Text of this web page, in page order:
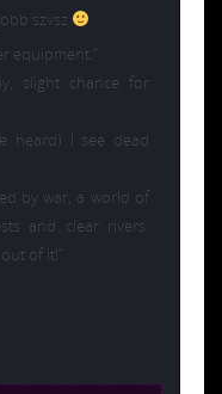
szvsz
equipment.”
slight chance for
heard) I see dead
by war, a world of
and clear rivers.
of it!”